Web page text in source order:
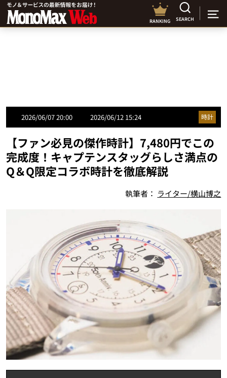
RANKING SEARCH
2026/06/07 20:00 2026/06/12 15:24 時計
【ファン必見の傑作時計】7,480円でこの
完成度！キャプテンスタッグらしさ満点の
Q＆Q限定コラボ時計を徹底解説
執筆者： ライター/横山博之